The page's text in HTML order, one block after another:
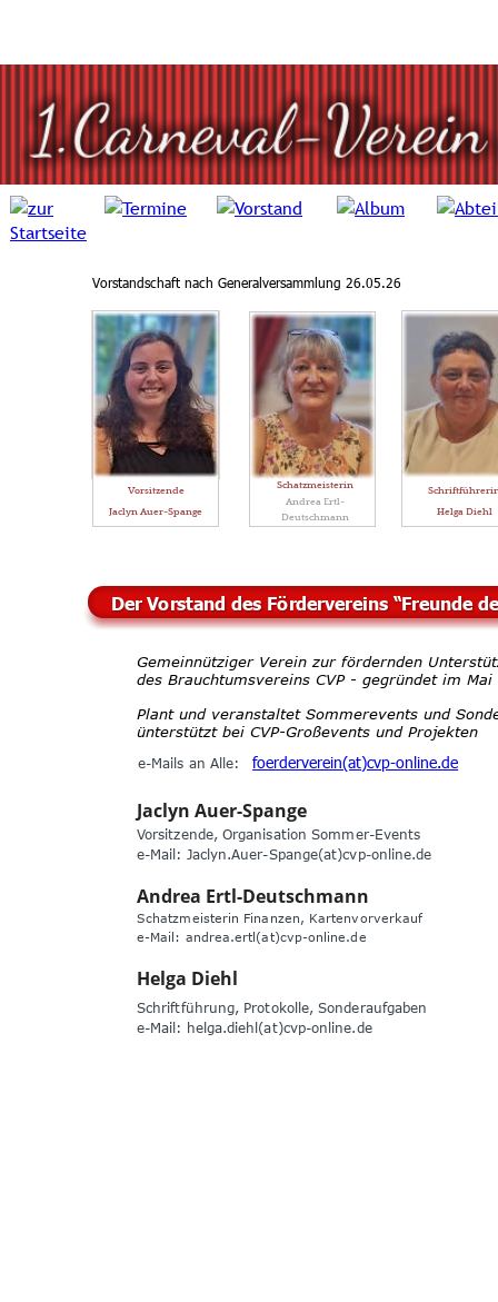
e-Mails an Alle: foerderverein(at)cvp-online.de
Vorsitzende
Jaclyn Auer-Spange
Schatzmeisterin
Andrea Ertl-
Deutschmann
Helga Diehl
Der Vorstand des Fördervereins “Freunde
Gemeinnütziger Verein zur fördernden
des Brauchtumsvereins CVP - gegründet im Mai
Plant und veranstaltet Sommerevents und
ünterstützt bei CVP-Großevents und Projekten
Jaclyn Auer-Spange
Vorsitzende, Organisation Sommer-Events
e-Mail: Jaclyn.Auer-Spange(at)cvp-online.de
Andrea Ertl-Deutschmann
Schatzmeisterin Finanzen, Kartenvorverkauf
e-Mail: andrea.ertl(at)cvp-online.de
Helga Diehl
Schriftführung, Protokolle, Sonderaufgaben
e-Mail: helga.diehl(at)cvp-online.de
Vorstandschaft nach Generalversammlung 26.05.26